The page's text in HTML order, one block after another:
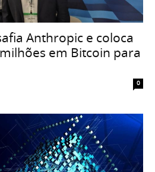
Anthropic e coloca
em Bitcoin para
0